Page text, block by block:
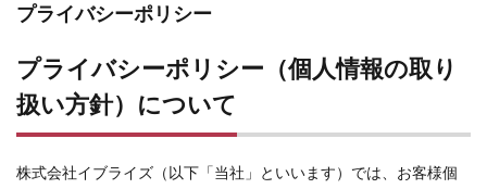
プライバシーポリシー
プライバシーポリシー（個人情報の取り
扱い方針）について
株式会社イブライズ（以下「当社」といいます）では、お客様個